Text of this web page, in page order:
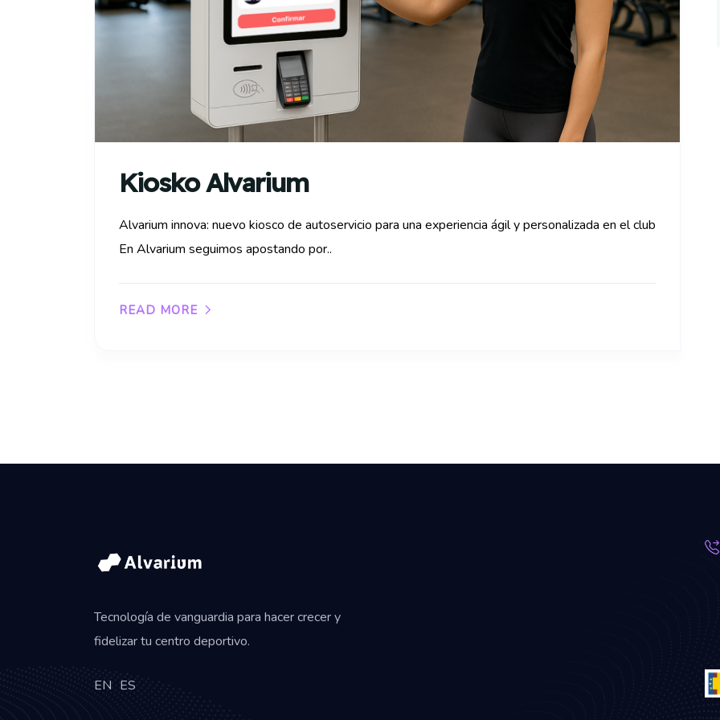
Kiosko Alvarium
Alvarium innova: nuevo kiosco de autoservicio para una experiencia ágil y personalizada en el club
En Alvarium seguimos apostando por..
READ MORE
Tecnología de vanguardia para hacer crecer y
fidelizar tu centro deportivo.
EN ES